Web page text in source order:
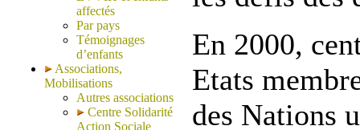
affectés
Par pays
Témoignages
d’enfants
Associations,
Mobilisations
Autres associations
Centre Solidarité
Action Sociale
En 2000,
Etats
des Nations